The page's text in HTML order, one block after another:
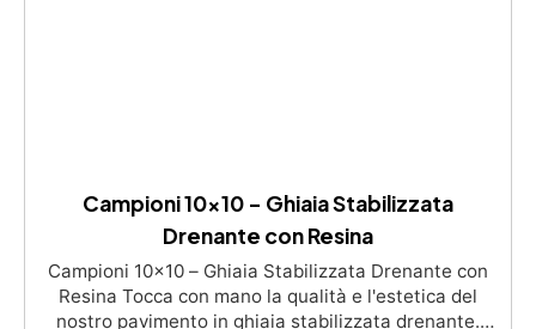
Campioni 10x10 – Ghiaia Stabilizzata
Drenante con Resina
Campioni 10x10 – Ghiaia Stabilizzata Drenante con
Resina Tocca con mano la qualità e l'estetica del
nostro pavimento in ghiaia stabilizzata drenante.